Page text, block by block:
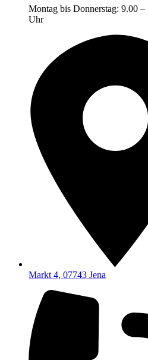
Montag bis Donnerstag: 9.00
Uhr
Markt 4, 07743 Jena